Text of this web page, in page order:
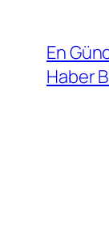
En
Haber